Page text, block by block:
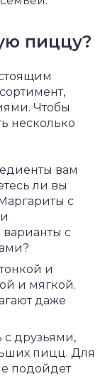
пиццу?
Чтобы
несколько
вам
ли вы
с
варианты с
и
и мягкой.
даже
с друзьями,
пицц. Для
подойдет